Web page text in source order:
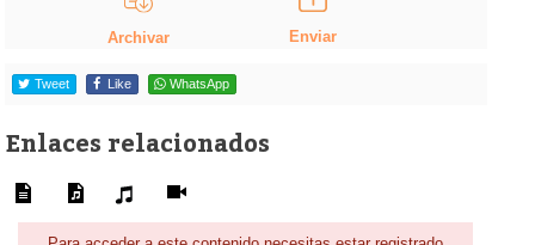
Archivar Enviar
Tweet Like WhatsApp
Enlaces relacionados